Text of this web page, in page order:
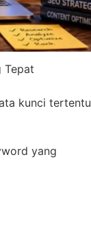
Tepat
kunci tertentu
yang